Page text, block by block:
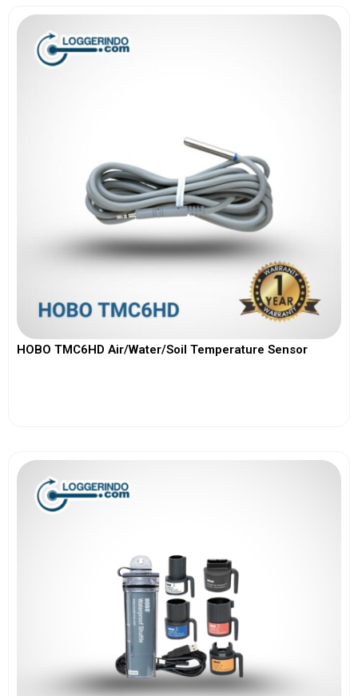
HOBO TMC6HD Air/Water/Soil Temperature Sensor